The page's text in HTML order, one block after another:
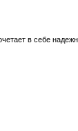
в себе